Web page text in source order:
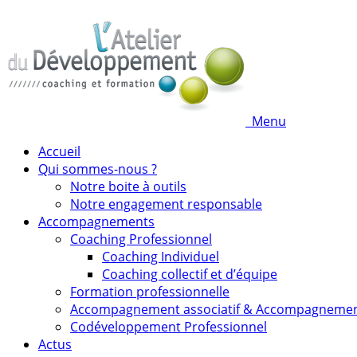
Menu
Accueil
Qui sommes-nous ?
Notre boite à outils
Notre engagement responsable
Accompagnements
Coaching Professionnel
Coaching Individuel
Coaching collectif et d’équipe
Formation professionnelle
Accompagnement associatif &
Codéveloppement Professionnel
Actus